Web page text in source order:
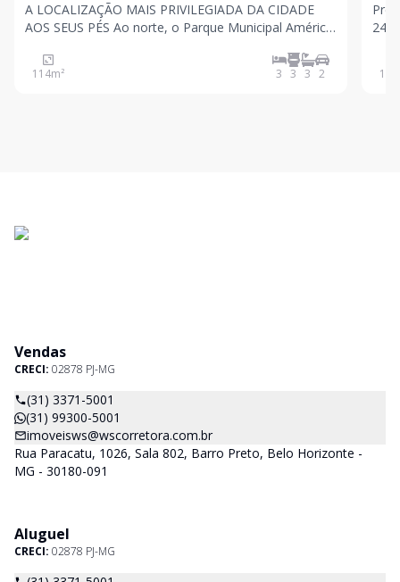
A LOCALIZAÇÃO MAIS PRIVILEGIADA DA CIDADE
AOS SEUS PÉS Ao norte, o Parque Municipal Américo
leste, a Catedral Nossa Senhora da Boa Viagem. A
oeste, a Basílica Nossa Senhora de Lourdes. Ao
114m² 3 3 3 2
Prédio 100%
24
100
Vendas
CRECI: 02878 PJ-MG
(31) 3371-5001
(31) 99300-5001
imoveisws@wscorretora.com.br
Rua Paracatu, 1026, Sala 802, Barro Preto, Belo Horizonte -
MG - 30180-091
Aluguel
CRECI: 02878 PJ-MG